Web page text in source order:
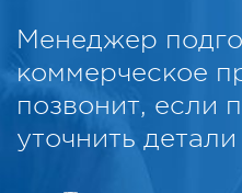
Менеджер
коммерческое
позвонит, если
уточнить